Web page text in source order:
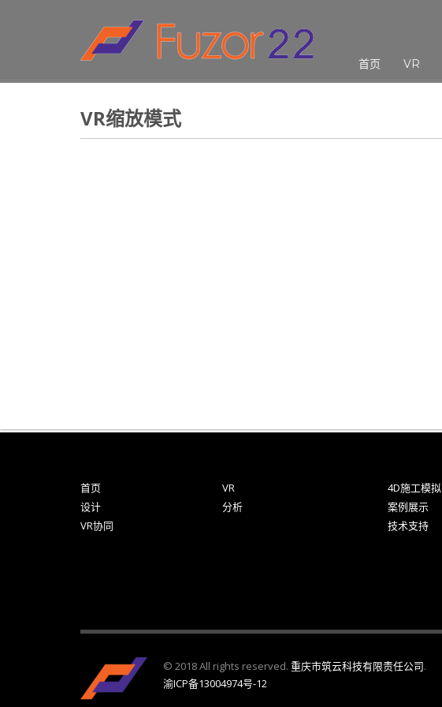
HOW TO SHOP
1 Login or create new account.
首页 VR
VR缩放模式
首页
VR
设计
分析
VR协同
4D施工模拟
案例展示
技术支持
© 2018 All rights reserved. 重庆市筑云科技有限责任公司.
渝ICP备13004974号-12